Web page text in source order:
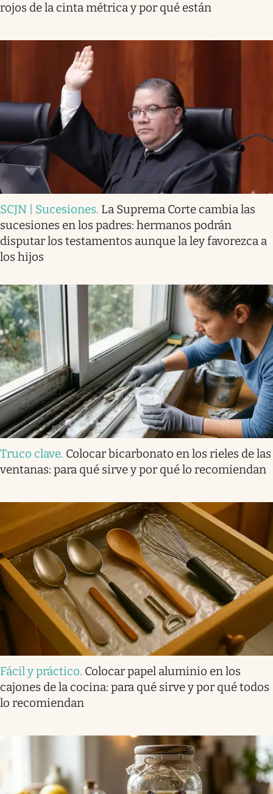
rojos de la cinta métrica y por qué están
SCJN | Sucesiones. La Suprema Corte cambia las
sucesiones en los padres: hermanos podrán
disputar los testamentos aunque la ley favorezca a
los hijos
Truco clave. Colocar bicarbonato en los rieles de las
ventanas: para qué sirve y por qué lo recomiendan
Fácil y práctico. Colocar papel aluminio en los
cajones de la cocina: para qué sirve y por qué todos
lo recomiendan